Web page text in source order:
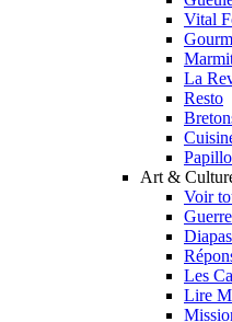
Vital
La
Resto
Art &
Voir
Les
Lire